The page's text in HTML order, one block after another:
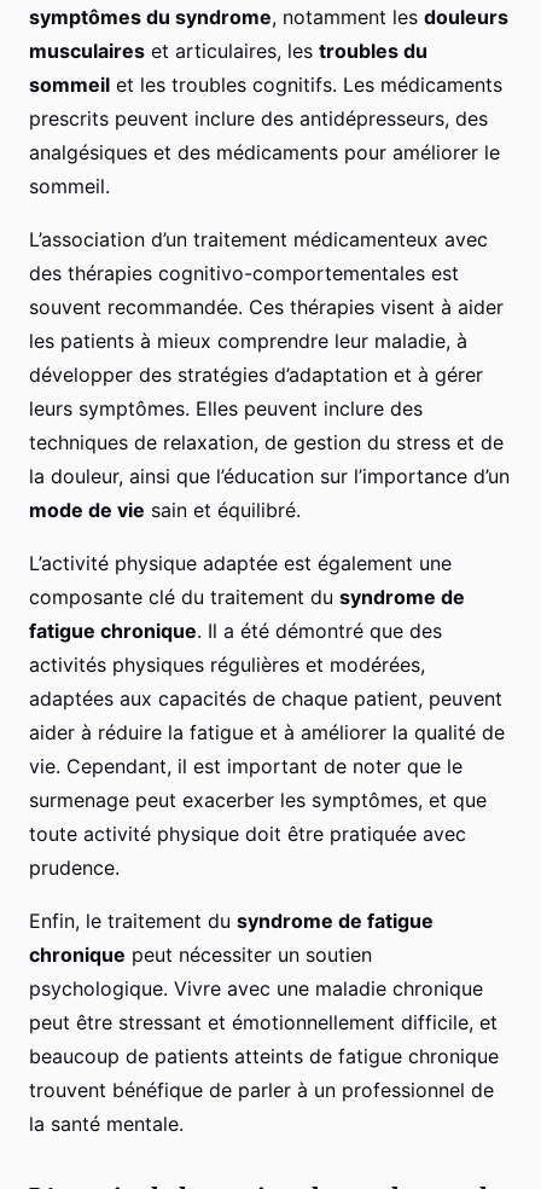
symptômes du syndrome, notamment les douleurs
musculaires et articulaires, les troubles du
sommeil et les troubles cognitifs. Les médicaments
prescrits peuvent inclure des antidépresseurs, des
analgésiques et des médicaments pour améliorer le
sommeil.
L’association d’un traitement médicamenteux avec
des thérapies cognitivo-comportementales est
souvent recommandée. Ces thérapies visent à aider
les patients à mieux comprendre leur maladie, à
développer des stratégies d’adaptation et à gérer
leurs symptômes. Elles peuvent inclure des
techniques de relaxation, de gestion du stress et de
la douleur, ainsi que l’éducation sur l’importance d’un
mode de vie sain et équilibré.
L’activité physique adaptée est également une
composante clé du traitement du syndrome de
fatigue chronique. Il a été démontré que des
activités physiques régulières et modérées,
adaptées aux capacités de chaque patient, peuvent
aider à réduire la fatigue et à améliorer la qualité de
vie. Cependant, il est important de noter que le
surmenage peut exacerber les symptômes, et que
toute activité physique doit être pratiquée avec
prudence.
Enfin, le traitement du syndrome de fatigue
chronique peut nécessiter un soutien
psychologique. Vivre avec une maladie chronique
peut être stressant et émotionnellement difficile, et
beaucoup de patients atteints de fatigue chronique
trouvent bénéfique de parler à un professionnel de
la santé mentale.